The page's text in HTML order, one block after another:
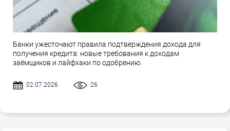
Банки ужесточают правила подтверждения дохода для
получения кредита: новые требования к доходам
заёмщиков и лайфхаки по одобрению.
02.07.2026 26